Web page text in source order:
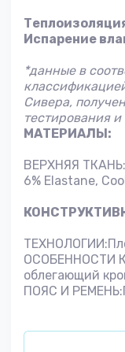
Испарение
*данные в
Сивера,
тестирования
МАТЕРИАЛЫ:
ВЕРХНЯЯ
6% Elastane,
ОСОБЕННОСТИ
облегающий
ПОЯС И